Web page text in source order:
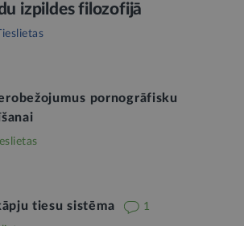
izpildes filozofijā
Tieslietas
pornogrāfisku
tiesu sistēma 1